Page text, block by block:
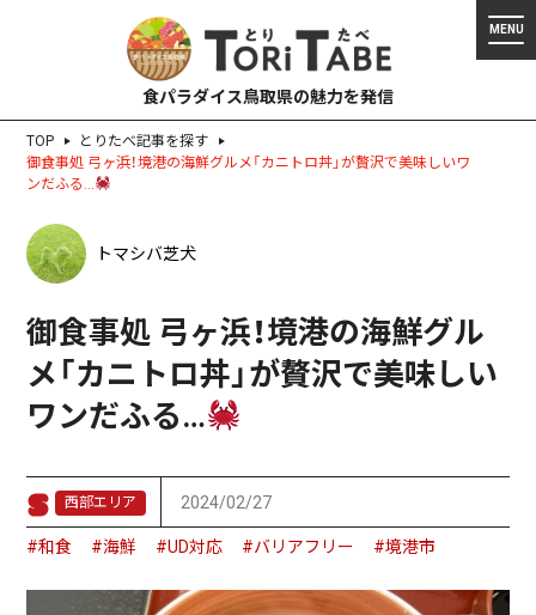
食パラダイス鳥取県の魅力を発信
TOP
とりたべ記事を探す
御食事処 弓ヶ浜！境港の海鮮グルメ「カニトロ丼」が贅沢で美味しいワ
ンだふる…
トマシバ芝犬
御食事処 弓ヶ浜！境港の海鮮グル
メ「カニトロ丼」が贅沢で美味しい
ワンだふる…
西部エリア 2024/02/27
#和食 #海鮮 #UD対応 #バリアフリー #境港市